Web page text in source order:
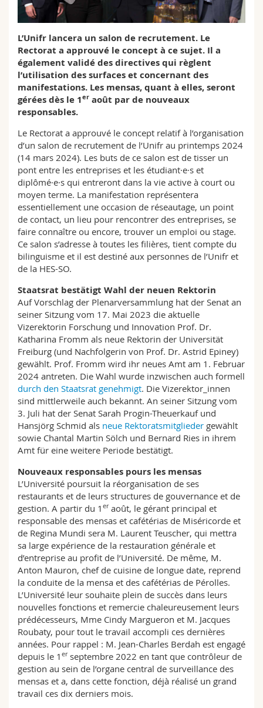
Math.-Nat. und Med. Fak.
Interfakultär
Mitarbeitende
Doktorierende
Webmail
Vorlesungsverzeichnis
MyUnifr
L’Unifr lancera un salon de recrutement. Le
Rectorat a approuvé le concept à ce sujet. Il a
également validé des directives qui règlent
l’utilisation des surfaces et concernant des
manifestations. Les mensas, quant à elles, seront
gérées dès le 1er août par de nouveaux
responsables.
Le Rectorat a approuvé le concept relatif à l’organisation
d’un salon de recrutement de l’Unifr au printemps 2024
(14 mars 2024). Les buts de ce salon est de tisser un
pont entre les entreprises et les étudiant·e·s et
diplômé·e·s qui entreront dans la vie active à court ou
moyen terme. La manifestation représentera
essentiellement une occasion de réseautage, un point
de contact, un lieu pour rencontrer des entreprises, se
faire connaître ou encore, trouver un emploi ou stage.
Ce salon s’adresse à toutes les filières, tient compte du
bilinguisme et il est destiné aux personnes de l’Unifr et
de la HES-SO.
Staatsrat bestätigt Wahl der neuen Rektorin
Auf Vorschlag der Plenarversammlung hat der Senat an
seiner Sitzung vom 17. Mai 2023 die aktuelle
Vizerektorin Forschung und Innovation Prof. Dr.
Katharina Fromm als neue Rektorin der Universität
Freiburg (und Nachfolgerin von Prof. Dr. Astrid Epiney)
gewählt. Prof. Fromm wird ihr neues Amt am 1. Februar
2024 antreten. Die Wahl wurde inzwischen auch formell
durch den Staatsrat genehmigt. Die Vizerektor_innen
sind mittlerweile auch bekannt. An seiner Sitzung vom
3. Juli hat der Senat Sarah Progin-Theuerkauf und
Hansjörg Schmid als neue Rektoratsmitglieder gewählt
sowie Chantal Martin Sölch und Bernard Ries in ihrem
Amt für eine weitere Periode bestätigt.
Nouveaux responsables pours les mensas
L’Université poursuit la réorganisation de ses
restaurants et de leurs structures de gouvernance et de
gestion. A partir du 1 eraoût, le gérant principal et
responsable des mensas et cafétérias de Miséricorde et
de Regina Mundi sera M. Laurent Teuscher, qui mettra
sa large expérience de la restauration générale et
d’entreprise au profit de l’Université. De même, M.
Anton Mauron, chef de cuisine de longue date, reprend
la conduite de la mensa et des cafétérias de Pérolles.
L’Université leur souhaite plein de succès dans leurs
nouvelles fonctions et remercie chaleureusement leurs
prédécesseurs, Mme Cindy Margueron et M. Jacques
Roubaty, pour tout le travail accompli ces dernières
années. Pour rappel : M. Jean-Charles Berdah est engagé
depuis le 1 erseptembre 2022 en tant que contrôleur de
gestion au sein de l’organe central de surveillance des
mensas et a, dans cette fonction, déjà réalisé un grand
travail ces dix derniers mois.